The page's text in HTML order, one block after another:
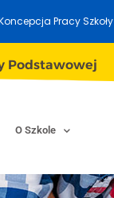
Pracy Szkoły
Podstawowej
O Szkole